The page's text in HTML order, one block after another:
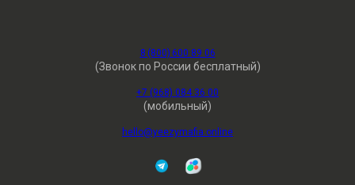
8 (800) 600 89 06
(Звонок по России бесплатный)
+7 (968) 084 36 00
(мобильный)
hello@yeezymafia.online